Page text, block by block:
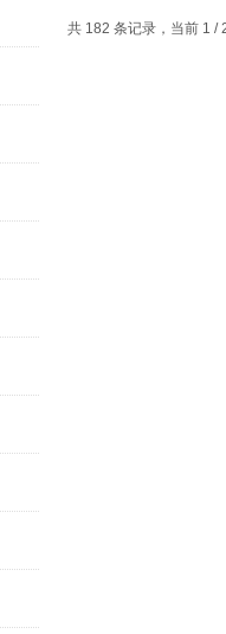
共 182 条记录，当前 1